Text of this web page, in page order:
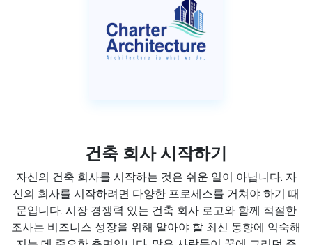
건축 회사 시작하기
자신의 건축 회사를 시작하는 것은 쉬운 일이 아닙니다. 자
신의 회사를 시작하려면 다양한 프로세스를 거쳐야 하기 때
문입니다. 시장 경쟁력 있는 건축 회사 로고와 함께 적절한
조사는 비즈니스 성장을 위해 알아야 할 최신 동향에 익숙해